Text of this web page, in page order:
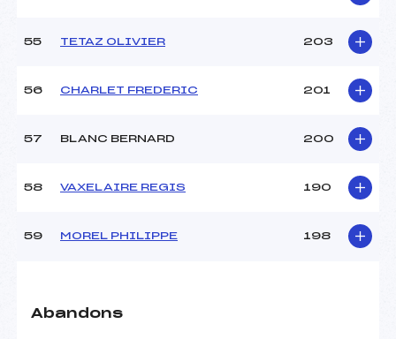
55 TETAZ OLIVIER 203
56 CHARLET FREDERIC 201
57 BLANC BERNARD 200
58 VAXELAIRE REGIS 190
59 MOREL PHILIPPE 198
Abandons